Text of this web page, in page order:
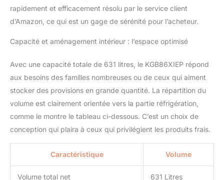
rapidement et efficacement résolu par le service client
d’Amazon, ce qui est un gage de sérénité pour l’acheteur.
Capacité et aménagement intérieur : l’espace optimisé
Avec une capacité totale de 631 litres, le KGB86XIEP répond
aux besoins des familles nombreuses ou de ceux qui aiment
stocker des provisions en grande quantité. La répartition du
volume est clairement orientée vers la partie réfrigération,
comme le montre le tableau ci-dessous. C’est un choix de
conception qui plaira à ceux qui privilégient les produits frais.
Caractéristique Volume
Volume total net 631 Litres